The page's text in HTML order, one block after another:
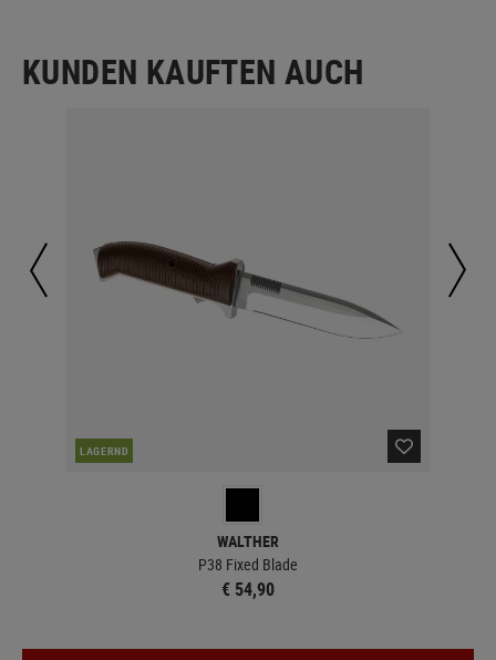
KUNDEN KAUFTEN AUCH
LAGERND
WALTHER
P38 Fixed Blade
€ 54,90